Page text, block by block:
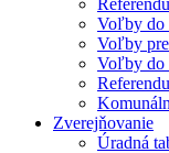
Voľby do
Voľby
Voľby do
Zverejňovanie
Úradná